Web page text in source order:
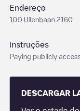
Endereço
100 Uilenbaan 2160
Instruções
Paying publicly
DESCARGAR